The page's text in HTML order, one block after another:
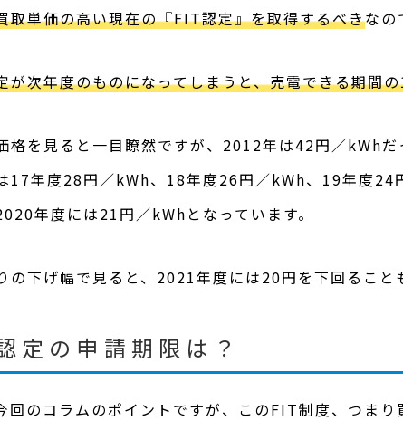
取単価の高い現在の『FIT認定』を取得するべきなの
が次年度のものになってしまうと、売電できる期間
格を見ると一目瞭然ですが、2012年は42円／kWhだ
17年度28円／kWh、18年度26円／kWh、19年度24
年度には21円／kWhとなっています。
の下げ幅で見ると、2021年度には20円を下回ること
定の申請期限は？
回のコラムのポイントですが、このFIT制度、つまり